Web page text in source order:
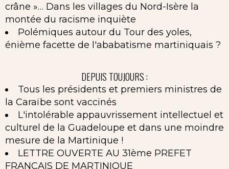
crâne »… Dans les villages du Nord-Isère la
montée du racisme inquiète
Polémiques autour du Tour des yoles,
énième facette de l'ababatisme martiniquais ?
DEPUIS TOUJOURS :
Tous les présidents et premiers ministres de
la Caraïbe sont vaccinés
L'intolérable appauvrissement intellectuel et
culturel de la Guadeloupe et dans une moindre
mesure de la Martinique !
LETTRE OUVERTE AU 31ème PREFET
FRANCAIS DE MARTINIQUE